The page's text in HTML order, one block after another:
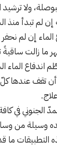
ولا ترشيد
لم تبدأ منذ
إن لم
ما زالت
اندفاع الماء
تقف عندها
الجنوني في
وسيلة من
التطبيقات